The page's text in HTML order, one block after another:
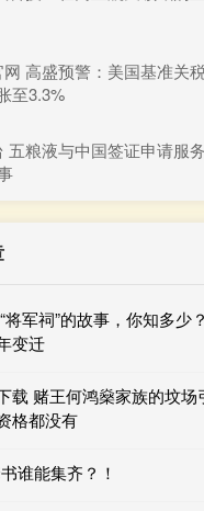
高盛预警：美国基准关
至3.3%
五粮液与中国签证申请服
将军祠”的故事，你知多少
变迁
载 赌王何鸿燊家族的坟场
格都没有
谁能集齐？！